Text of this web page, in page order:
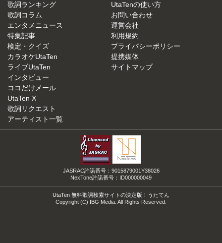
歌詞ランキング
歌詞コラム
エンタメニュース
特集記事
検定・クイズ
カラオケUtaTen
ライブUtaTen
インタビュー
ココだけメール
UtaTen X
歌詞リクエスト
アーティスト一覧
UtaTenの使い方
お問い合わせ
運営会社
利用規約
プライバシーポリシー
提携媒体
サイトマップ
JASRAC許諾番号：9015879001Y38026
NexTone許諾番号：ID000000049
UtaTen 無料歌詞検索サイトの決定版！うたてん
Copyright (C) IBG Media. All Rights Reserved.